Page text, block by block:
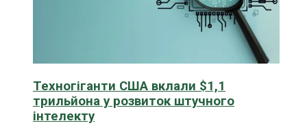
Техногіганти США вклали $1,1
трильйона у розвиток штучного
інтелекту